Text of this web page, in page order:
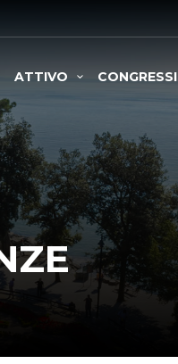
ATTIVO CONGRESSI